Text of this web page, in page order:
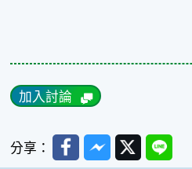
加入討論
分享： FacebookMessenger
TwitterLine